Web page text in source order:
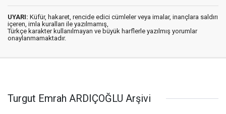
UYARI: Küfür, hakaret, rencide edici cümleler veya imalar, inançlara saldırı
içeren, imla kuralları ile yazılmamış,
Türkçe karakter kullanılmayan ve büyük harflerle yazılmış yorumlar
onaylanmamaktadır.
Turgut Emrah ARDIÇOĞLU Arşivi